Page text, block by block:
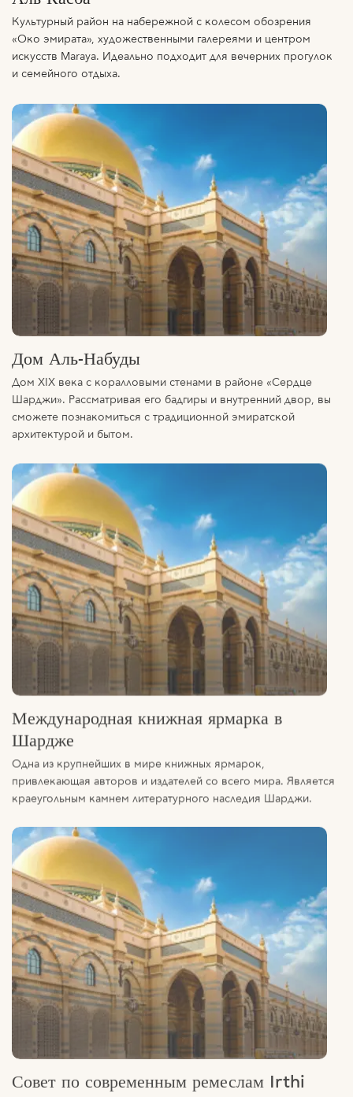
Культурный район на набережной с колесом обозрения
«Око эмирата», художественными галереями и центром
искусств Maraya. Идеально подходит для вечерних прогулок
и семейного отдыха.
Дом Аль-Набуды
Дом XIX века с коралловыми стенами в районе «Сердце
Шарджи». Рассматривая его бадгиры и внутренний двор, вы
сможете познакомиться с традиционной эмиратской
архитектурой и бытом.
Международная книжная ярмарка в
Шардже
Одна из крупнейших в мире книжных ярмарок,
привлекающая авторов и издателей со всего мира. Является
краеугольным камнем литературного наследия Шарджи.
Совет по современным ремеслам Irthi
творческих городов» с целью сохранения эмиратских